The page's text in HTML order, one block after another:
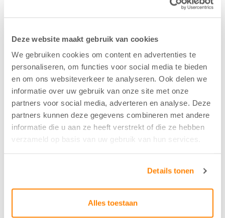
Deze website maakt gebruik van cookies
We gebruiken cookies om content en advertenties te
personaliseren, om functies voor social media te bieden
en om ons websiteverkeer te analyseren. Ook delen we
informatie over uw gebruik van onze site met onze
partners voor social media, adverteren en analyse. Deze
partners kunnen deze gegevens combineren met andere
informatie die u aan ze heeft verstrekt of die ze hebben
verzameld op basis van uw gebruik van hun services.
Details tonen
Alles toestaan
Kleur
Warm Grijs - 53
Breedte/hoogte
150 cm
Aantal flesjes per m2
Krimptolerantie hoogte